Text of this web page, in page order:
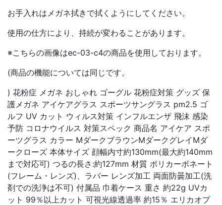
お手入れはメガネ拭きで拭くようにしてください。
使用の仕方により、持続が変わることがあります。
※こちらの画像はec-03-c4の商品を使用しております。
(商品の機能については同じです。
) 花粉症 メガネ おしゃれ ゴーグル 花粉症対策 グッズ 保
護メガネ アイケアグラス スポーツサングラス pm2.5 ゴ
ルフ UV カット ウィルス対策 インフルエンザ 飛沫 感染
予防 コロナウイルス 対策スペック 商品名 アイケア スポ
ーツグラス カラー MダークブラウンMダークグレイMダ
ークローズ 本体サイズ 顔幅内寸約130mm(最大約140mm
まで対応可) つるの長さ:約127mm 材質 ポリカーボネート
(フレーム・レンズ)、ラバー レンズ加工 両面防曇加工(洗
剤での洗浄は不可) 付属品 巾着ケース 重さ 約22g UVカ
ット 99％以上カット 可視光線透過率 約15％ エリカオプ